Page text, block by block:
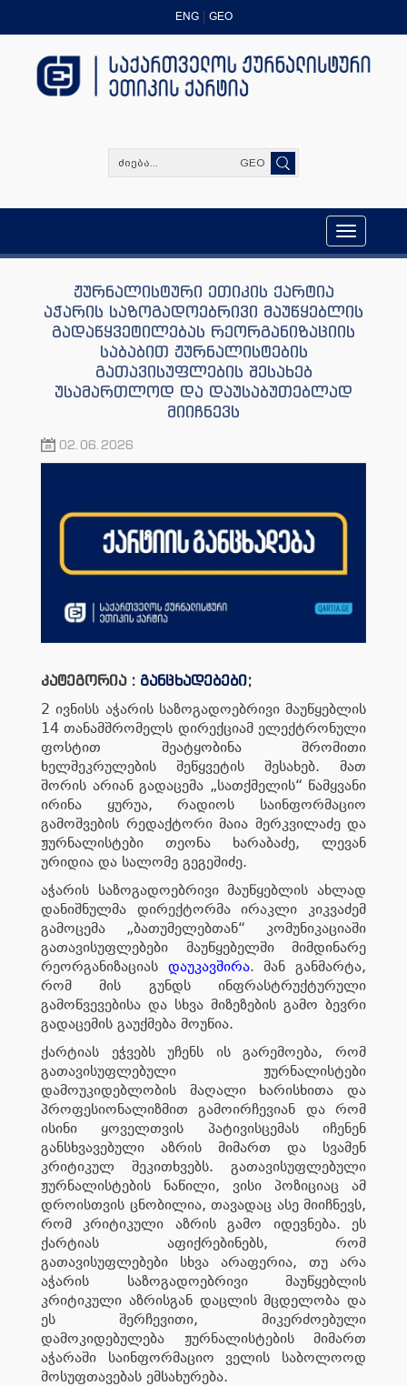
ENG GEO
GEO
Toggle
navigation
ჟურნალისტური ეთიკის ქარტია
აჭარის საზოგადოებრივი მაუწყებლის
გადაწყვეტილებას რეორგანიზაციის
საბაბით ჟურნალისტების
გათავისუფლების შესახებ
უსამართლოდ და დაუსაბუთებლად
მიიჩნევს
02.06.2026
კატეგორია : განცხადებები;
2 ივნისს აჭარის საზოგადოებრივი მაუწყებლის
14 თანამშრომელს დირექციამ ელექტრონული
ფოსტით შეატყობინა შრომითი
ხელშეკრულების შეწყვეტის შესახებ. მათ
შორის არიან გადაცემა „სათქმელის“ წამყვანი
ირინა ყურუა, რადიოს საინფორმაციო
გამოშვების რედაქტორი მაია მერკვილაძე და
ჟურნალისტები თეონა ხარაბაძე, ლევან
ურიდია და სალომე გეგეშიძე.
აჭარის საზოგადოებრივი მაუწყებლის ახლად
დანიშნულმა დირექტორმა ირაკლი კიკვაძემ
გამოცემა „ბათუმელებთან“ კომუნიკაციაში
გათავისუფლებები მაუწყებელში მიმდინარე
რეორგანიზაციას დაუკავშირა. მან განმარტა,
რომ მის გუნდს ინფრასტრუქტურული
გამოწვევებისა და სხვა მიზეზების გამო ბევრი
გადაცემის გაუქმება მოუწია.
ქარტიას ეჭვებს უჩენს ის გარემოება, რომ
გათავისუფლებული ჟურნალისტები
დამოუკიდებლობის მაღალი ხარისხითა და
პროფესიონალიზმით გამოირჩევიან და რომ
ისინი ყოველთვის პატივისცემას იჩენენ
განსხვავებული აზრის მიმართ და სვამენ
კრიტიკულ შეკითხვებს. გათავისუფლებული
ჟურნალისტების ნაწილი, ვისი პოზიციაც ამ
დროისთვის ცნობილია, თავადაც ასე მიიჩნევს,
რომ კრიტიკული აზრის გამო იდევნება. ეს
ქარტიას აფიქრებინებს, რომ
გათავისუფლებები სხვა არაფერია, თუ არა
აჭარის საზოგადოებრივი მაუწყებლის
კრიტიკული აზრისგან დაცლის მცდელობა და
ეს შერჩევითი, მიკერძოებული
დამოკიდებულება ჟურნალისტების მიმართ
აჭარაში საინფორმაციო ველის საბოლოოდ
მოსუფთავებას ემსახურება.